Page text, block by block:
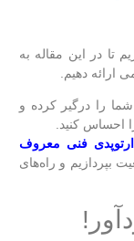
در این مقاله به
ارائه دهیم.
را درگیر کرده و
احساس کنید.
فنی معروف
بپردازیم و راه‌های